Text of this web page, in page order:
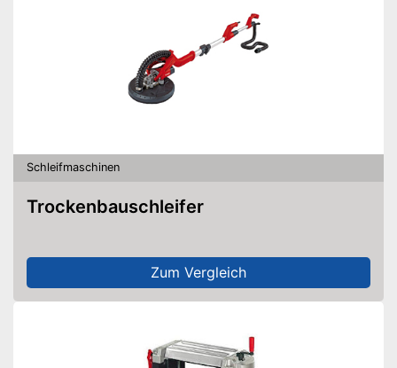
Schleifmaschinen
Trockenbauschleifer
Zum Vergleich